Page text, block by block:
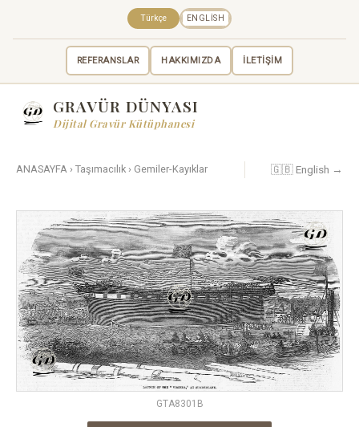
REFERANSLAR HAKKIMIZDA İLETİŞİM
Türkçe ENGLISH
GRAVÜR DÜNYASI
Dijital Gravür Kütüphanesi
ANASAYFA › Taşımacılık › Gemiler-Kayıklar 🇬🇧 English →
GTA8301B